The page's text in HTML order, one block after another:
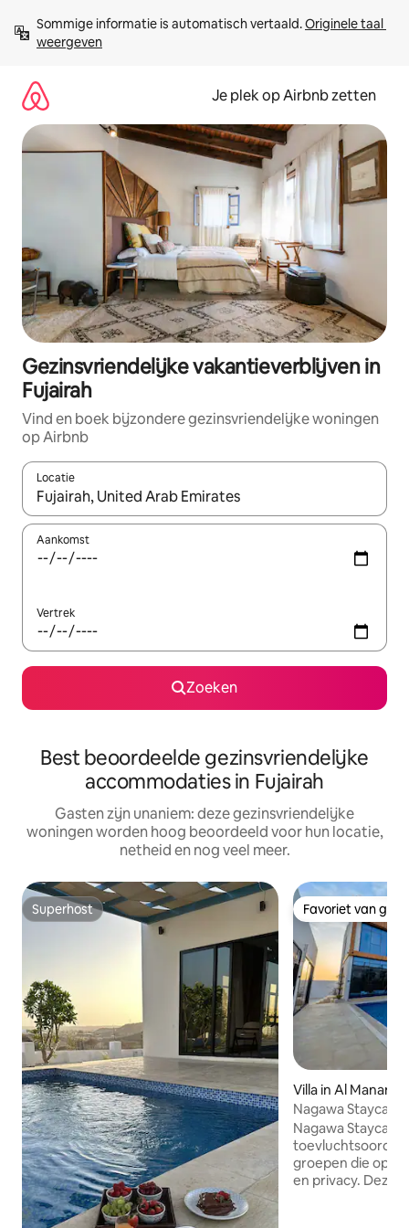
direct
naar
Sommige informatie is automatisch vertaald. Originele taal
weergeven
Je plek op Airbnb zetten
Gezinsvriendelijke vakantieverblijven in
Fujairah
Vind en boek bijzondere gezinsvriendelijke woningen
op Airbnb
Locatie
Wanneer er resultaten beschikbaar zijn, maak je een keuze
Aankomst
Vertrek
Zoeken
Best beoordeelde gezinsvriendelijke
accommodaties in Fujairah
Gasten zijn unaniem: deze gezinsvriendelijke
woningen worden hoog beoordeeld voor hun locatie,
netheid en nog veel meer.
Superhost
Superhost Favoriet van
Favoriet van
Villa in Al Manama
Nagawa
Nagawa
toevluchtsoord,
groepen die op
en privacy. Deze